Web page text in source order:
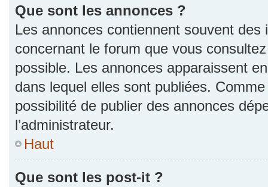
Que sont les annonces ?
Les annonces contiennent souvent
concernant le forum que vous
possible. Les annonces apparaissent
dans lequel elles sont publiées.
possibilité de publier des annonces
l’administrateur.
Haut
Que sont les post-it ?